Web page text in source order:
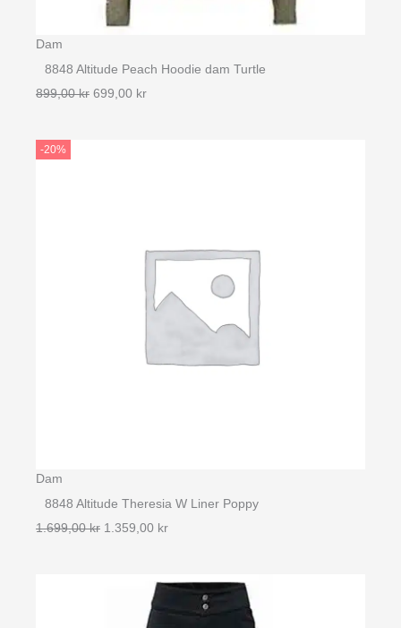
Dam
8848 Altitude Peach Hoodie dam Turtle
899,00kr Det
699,00 krDet
-20%
Dam
8848 Altitude Theresia W Liner Poppy
1.699,00kr Det
1.699,00 kr.
1.359,00 krDet
är:
1.359,00 kr.